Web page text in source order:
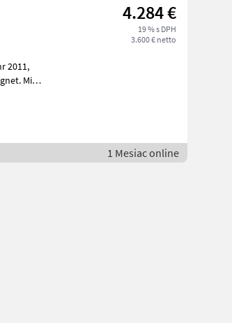
4.284 €
19 % s DPH
3.600 € netto
2011,
Mit
1 Mesiac online